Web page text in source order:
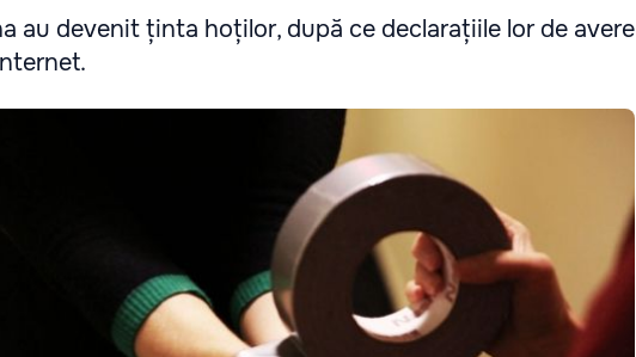
au devenit ținta hoților, după ce declarațiile lor de avere